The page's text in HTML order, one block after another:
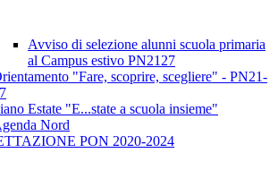
Avviso di selezione alunni scuola primaria
al Campus estivo PN2127
"Fare, scoprire, scegliere" - PN21-
Estate "E...state a scuola insieme"
Nord
PON 2020-2024